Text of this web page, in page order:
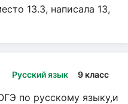
13.3, написала 13,
Русский язык 9 класс
по русскому языку,и